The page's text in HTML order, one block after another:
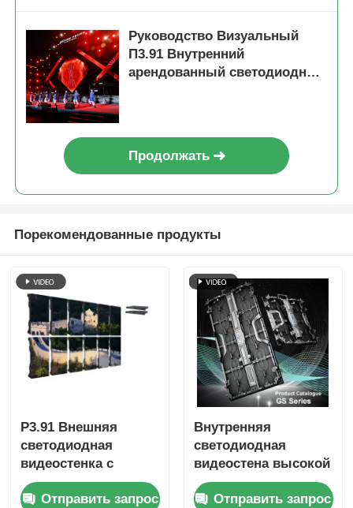
Руководство Визуальный
П3.91 Внутренний
арендованный светодиодный
Продолжать
Порекомендованные продукты
P3.91 Внешняя
светодиодная
видеостенка с
частотой
обновления 7680 Гц,
Отправить запрос
Внутренняя
светодиодная
видеостена высокой
четкости P2.9 с
шагом пикселя 2,9
Отправить запрос